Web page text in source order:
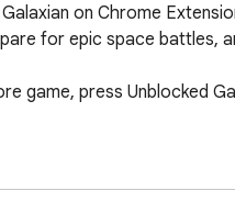
on Chrome
game, press Unblocked